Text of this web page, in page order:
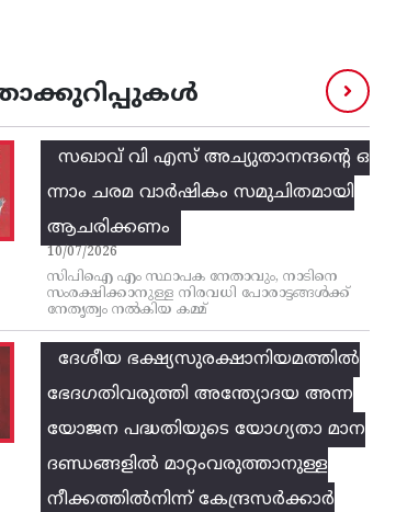
സഖാവ് വി എസ്‌ അച്യുതാനന്ദന്റെ ഒ
ന്നാം ചരമ വാര്‍ഷികം സമുചിതമായി
ആചരിക്കണം
10/07/2026
സിപിഐ എം സ്ഥാപക നേതാവും, നാടിനെ
സംരക്ഷിക്കാനുള്ള നിരവധി പോരാട്ടങ്ങള്‍ക്ക്‌
നേതൃത്വം നല്‍കിയ കമ്മ്
ദേശീയ ഭക്ഷ്യസുരക്ഷാനിയമത്തിൽ
ഭേദഗതിവരുത്തി അന്ത്യോദയ അന്ന
യോജന പദ്ധതിയുടെ യോഗ്യതാ മാന
ദണ്ഡങ്ങളിൽ മാറ്റംവരുത്താനുള്ള
നീക്കത്തിൽനിന്ന്‌ കേന്ദ്രസർക്കാർ